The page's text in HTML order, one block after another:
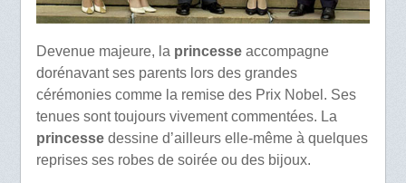
Devenue majeure, la princesseaccompagne
dorénavant ses parents lors des grandes
cérémonies comme la remise des Prix Nobel. Ses
tenues sont toujours vivement commentées. La
princessedessine d’ailleurs elle-même à quelques
reprises ses robes de soirée ou des bijoux.